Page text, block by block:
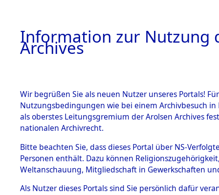
BESTÄNDE
1.
Inhaftierungsdoku
mente
1.2.9 Beim ITS
Effekten
0002
Information zur Nutzung
Archives
Wir begrüßen Sie als neuen Nutzer unseres Portals!
Nutzungsbedingungen wie bei einem Archivbesuch
als oberstes Leitungsgremium der Arolsen Archives
nationalen Archivrecht.
Bitte beachten Sie, dass dieses Portal über NS-
Personen enthält. Dazu können
Weltanschauung, Mitgliedschaft in Gewerkschaften
Als Nutzer dieses Portals sind Sie persönlich dafür